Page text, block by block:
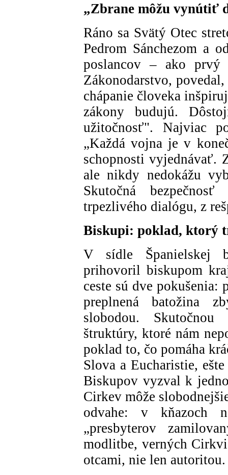
„Zbrane môžu vynútiť
Ráno sa Svätý Otec
Pedrom Sánchezom a
poslancov – ako prvý
Zákonodarstvo,
chápanie človeka
zákony budujú.
užitočnosť". Najviac
„Každá vojna je v
schopnosti vyjednávať.
ale nikdy nedokážu
Skutočná
trpezlivého dialógu, z
Biskupi: poklad, ktorý
V sídle Španielskej
prihovoril biskupom
ceste sú dve pokušenia:
preplnená batožina
slobodou.
štruktúry, ktoré nám
poklad to, čo pomáha
Slova a Eucharistie,
Biskupov vyzval k
Cirkev môže
odvahe: v kňazoch
„presbyterov
modlitbe, verných
otcami, nie len autoritou.